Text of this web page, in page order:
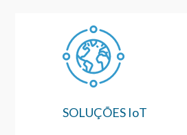
SOLUÇÕES IoT